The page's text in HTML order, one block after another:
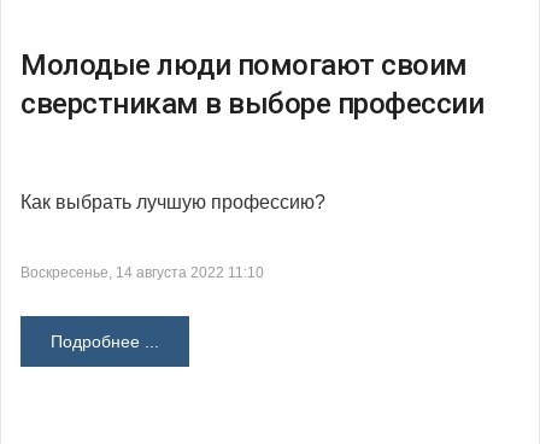
Молодые люди помогают своим
сверстникам в выборе профессии
Как выбрать лучшую профессию?
Воскресенье, 14 августа 2022 11:10
Подробнее ...